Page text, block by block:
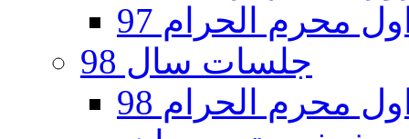
محرم الحرام 97
جلسات سال 98
محرم الحرام 98